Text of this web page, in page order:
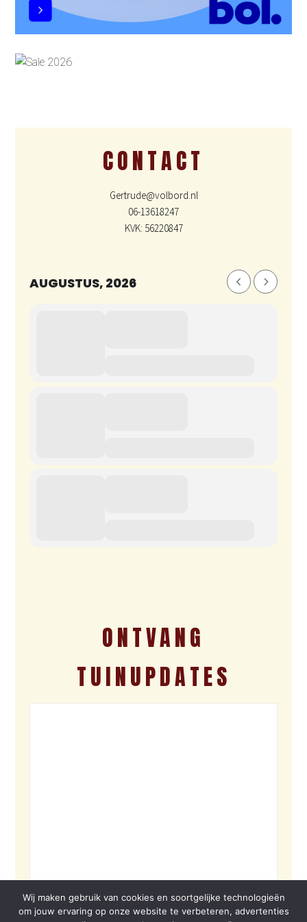
CONTACT
Gertrude@volbord.nl
06-13618247
KVK: 56220847
AUGUSTUS, 2026
ONTVANG
TUINUPDATES
Wij maken gebruik van cookies en soortgelijke technologieën
om jouw ervaring op onze website te verbeteren, advertenties